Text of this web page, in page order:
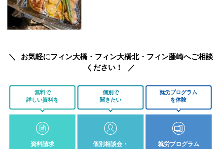
お気軽にフィン大橋・フィン大橋北・フィン藤崎へご相談
ください！
無料で
詳しい資料を
資料請求
個別で
聞きたい
個別相談会・
就労プログラム
を体験
就労プログラム